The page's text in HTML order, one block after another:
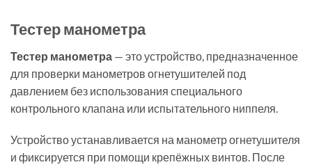
Тестер манометра
Тестер манометра — это устройство, предназначенное
для проверки манометров огнетушителей под
давлением без использования специального
контрольного клапана или испытательного ниппеля.
Устройство устанавливается на манометр огнетушителя
и фиксируется при помощи крепёжных винтов. После